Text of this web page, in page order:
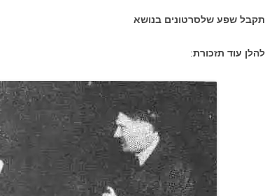
שפע שלסרטונים בנושא
עוד תזכורת: